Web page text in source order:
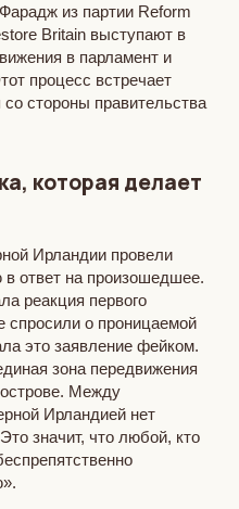
из партии Reform
Britain выступают в
в парламент и
процесс встречает
стороны правительства
которая делает
Ирландии провели
ответ на произошедшее.
реакция первого
о проницаемой
это заявление фейком.
зона передвижения
Между
Ирландией нет
значит, что любой, кто